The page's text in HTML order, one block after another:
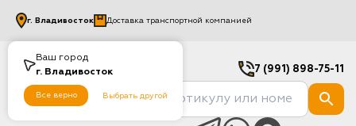
Ваш город
г. Владивосток
Все верно Выбрать другой
г. Владивосток Доставка транспортной компанией
7 (991) 898-75-11